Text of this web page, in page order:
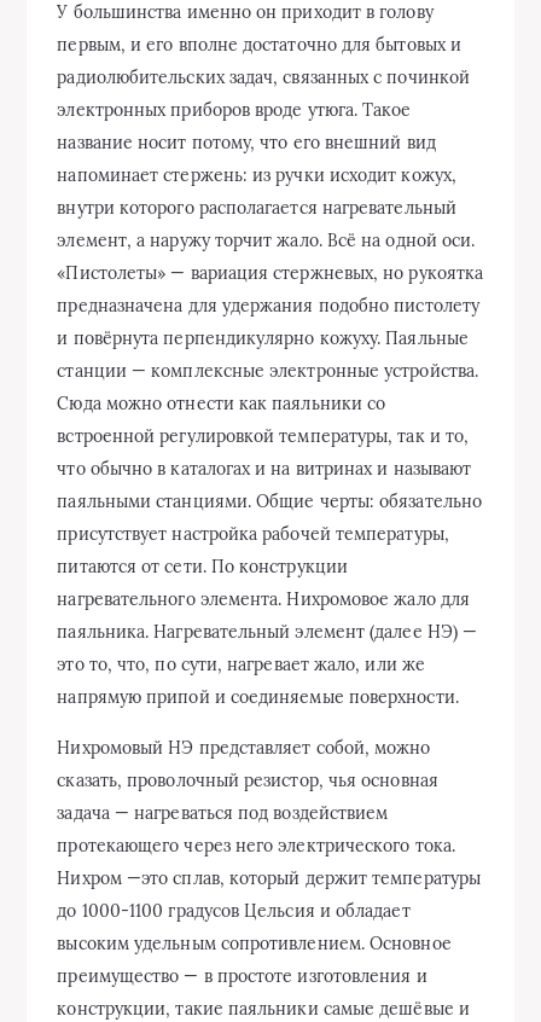
У большинства именно он приходит в голову
первым, и его вполне достаточно для бытовых и
радиолюбительских задач, связанных с починкой
электронных приборов вроде утюга. Такое
название носит потому, что его внешний вид
напоминает стержень: из ручки исходит кожух,
внутри которого располагается нагревательный
элемент, а наружу торчит жало. Всё на одной оси.
«Пистолеты» — вариация стержневых, но рукоятка
предназначена для удержания подобно пистолету
и повёрнута перпендикулярно кожуху. Паяльные
станции — комплексные электронные устройства.
Сюда можно отнести как паяльники со
встроенной регулировкой температуры, так и то,
что обычно в каталогах и на витринах и называют
паяльными станциями. Общие черты: обязательно
присутствует настройка рабочей температуры,
питаются от сети. По конструкции
нагревательного элемента. Нихромовое жало для
паяльника. Нагревательный элемент (далее НЭ) —
это то, что, по сути, нагревает жало, или же
напрямую припой и соединяемые поверхности.
Нихромовый НЭ представляет собой, можно
сказать, проволочный резистор, чья основная
задача — нагреваться под воздействием
протекающего через него электрического тока.
Нихром —это сплав, который держит температуры
до 1000-1100 градусов Цельсия и обладает
высоким удельным сопротивлением. Основное
преимущество — в простоте изготовления и
конструкции, такие паяльники самые дешёвые и